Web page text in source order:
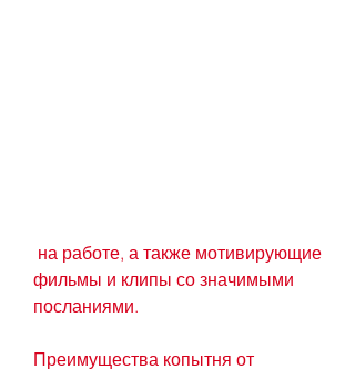
фильмы и клипы со значимыми
посланиями.
Преимущества копытня от